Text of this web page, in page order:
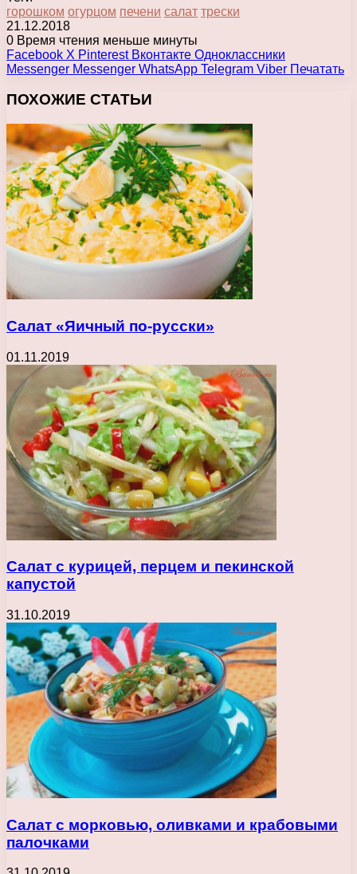
горошком огурцом печени салат трески
21.12.2018
0 Время чтения меньше минуты
Facebook X Pinterest Вконтакте Одноклассники
Messenger Messenger WhatsApp Telegram Viber Печатать
ПОХОЖИЕ СТАТЬИ
Салат «Яичный по-русски»
01.11.2019
Салат с курицей, перцем и пекинской
капустой
31.10.2019
Салат с морковью, оливками и крабовыми
палочками